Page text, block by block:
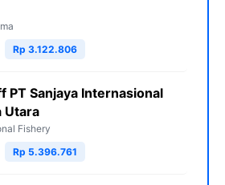
Rp 3.122.806
PT Sanjaya Internasional
Utara
Fishery
Rp 5.396.761